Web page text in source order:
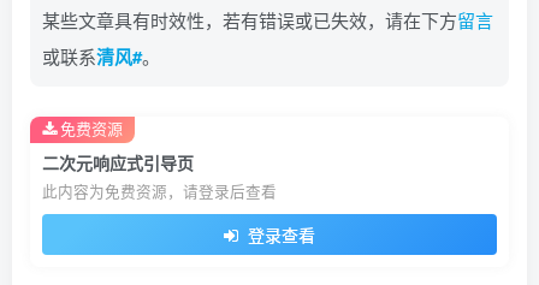
某些文章具有时效性，若有错误或已失效，请在下方留言
或联系清风#。
二次元响应式引导页
此内容为免费资源，请登录后查看
登录查看
免费资源